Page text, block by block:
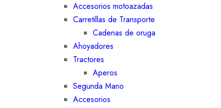
Accesorios motoazadas
Carretillas de Transporte
Cadenas de oruga
Ahoyadores
Tractores
Aperos
Segunda Mano
Accesorios